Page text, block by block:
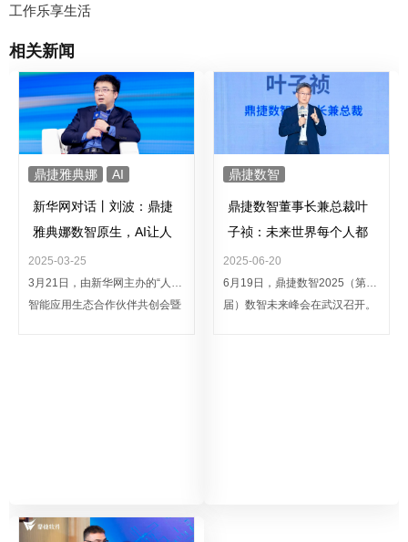
工作乐享生活
相关新闻
鼎捷雅典娜 AI
新华网对话丨刘波：鼎捷
雅典娜数智原生，AI让人
智慧工作乐享生活
2025-03-25
3月21日，由新华网主办的“人工
智能应用生态合作伙伴共创会暨
鼎捷数智
鼎捷数智董事长兼总裁叶
子祯：未来世界每个人都
会有不止一个智能体分身
2025-06-20
6月19日，鼎捷数智2025（第四
届）数智未来峰会在武汉召开。